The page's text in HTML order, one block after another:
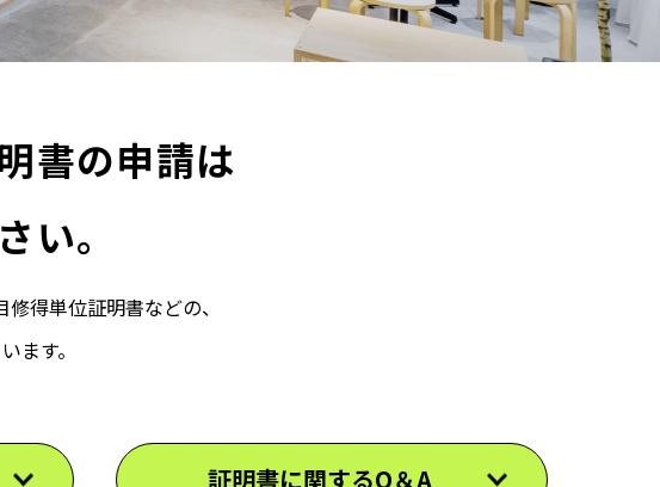
書の申請は
い。
得単位証明書などの、
ます。
証明書に関するQ＆A